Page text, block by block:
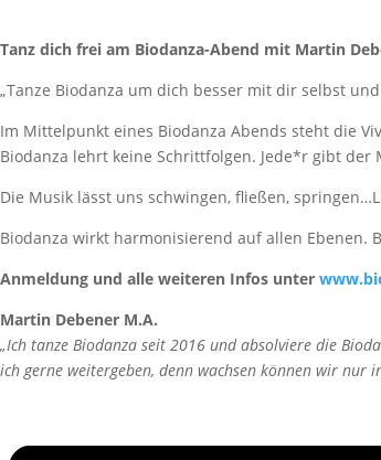
Tanz dich frei am Biodanza-Abend mit Martin
„Tanze Biodanza um dich besser mit dir selbst
Im Mittelpunkt eines Biodanza Abends steht die
Biodanza lehrt keine Schrittfolgen. Jede*r gibt
Die Musik lässt uns schwingen, fließen,
Biodanza wirkt harmonisierend auf allen Ebenen.
Anmeldung und alle weiteren Infos unter
Martin Debener M.A.
„Ich tanze Biodanza seit 2016 und absolviere die
ich gerne weitergeben, denn wachsen können wir nur